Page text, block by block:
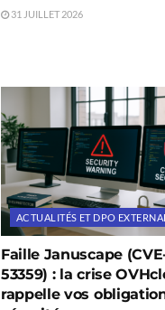
31 JUILLET 2026
ACTUALITÉS ET DPO
Faille Januscape
53359) : la crise
rappelle vos